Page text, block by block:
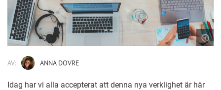
AV: ANNA DOVRE
Idag har vi alla accepterat att denna nya verklighet är här